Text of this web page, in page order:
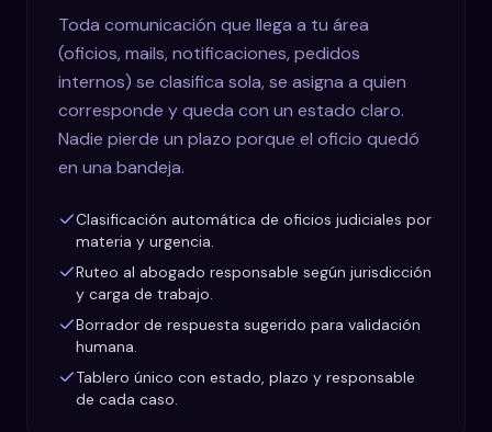
Toda comunicación que llega a tu área
(oficios, mails, notificaciones, pedidos
internos) se clasifica sola, se asigna a quien
corresponde y queda con un estado claro.
Nadie pierde un plazo porque el oficio quedó
en una bandeja.
Clasificación automática de oficios judiciales por
materia y urgencia.
Ruteo al abogado responsable según jurisdicción
y carga de trabajo.
Borrador de respuesta sugerido para validación
humana.
Tablero único con estado, plazo y responsable
de cada caso.